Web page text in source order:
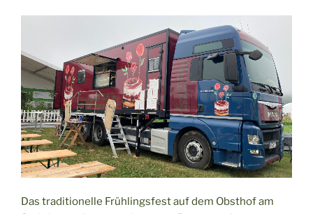
Das traditionelle Frühlingsfest auf dem Obsthof am